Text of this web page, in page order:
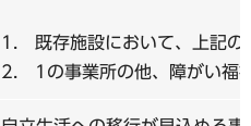
1. 既存施設において、上記の
2. 1の事業所の他、障がい福